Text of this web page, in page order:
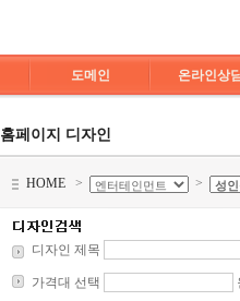
도메인 온라인상
홈페이지 디자인
HOME > >
디자인 제목
가격대 선택